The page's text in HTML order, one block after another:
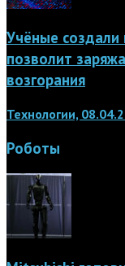
Учёные
позволит
возгорания
Технологии,
Роботы